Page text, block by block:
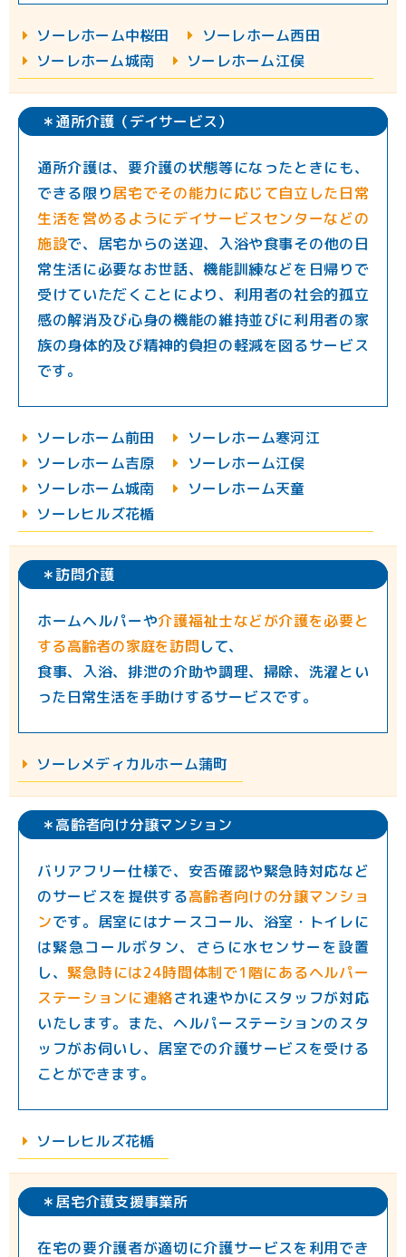
︎︎ソーレホーム中桜田
︎ソーレホーム西田
ソーレホーム城南
ソーレホーム江俣
＊通所介護（デイサービス）
通所介護は、要介護の状態等になったときにも、
できる限り居宅でその能力に応じて自立した日常
生活を営めるようにデイサービスセンターなどの
施設で、居宅からの送迎、入浴や食事その他の日
常生活に必要なお世話、機能訓練などを日帰りで
受けていただくことにより、利用者の社会的孤立
感の解消及び心身の機能の維持並びに利用者の家
族の身体的及び精神的負担の軽減を図るサービス
です。
︎ソーレホーム前田
︎ソーレホーム寒河江
︎ソーレホーム吉原
︎ソーレホーム江俣
︎ソーレホーム城南
︎ソーレホーム天童
︎︎ソーレヒルズ花楯
＊訪問介護
ホームヘルパーや介護福祉士などが介護を必要と
する高齢者の家庭を訪問して、
食事、入浴、排泄の介助や調理、掃除、洗濯とい
った日常生活を手助けするサービスです。
︎︎︎︎ソーレメディカルホーム蒲町
＊高齢者向け分譲マンション
バリアフリー仕様で、安否確認や緊急時対応など
のサービスを提供する高齢者向けの分譲マンショ
ンです。居室にはナースコール、浴室・トイレに
は緊急コールボタン、さらに水センサーを設置
し、 緊急時には24時間体制で1階にあるヘルパー
ステーションに連絡され速やかにスタッフが対応
いたします。また、ヘルパーステーションのスタ
ッフがお伺いし、居室での介護サービスを受ける
ことができます。
︎︎ソーレヒルズ花楯
＊居宅介護支援事業所
在宅の要介護者が適切に介護サービスを利用でき